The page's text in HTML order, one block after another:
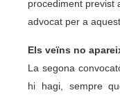
procediment previst
advocat per a
Els veïns no
La segona
hi hagi, sempre